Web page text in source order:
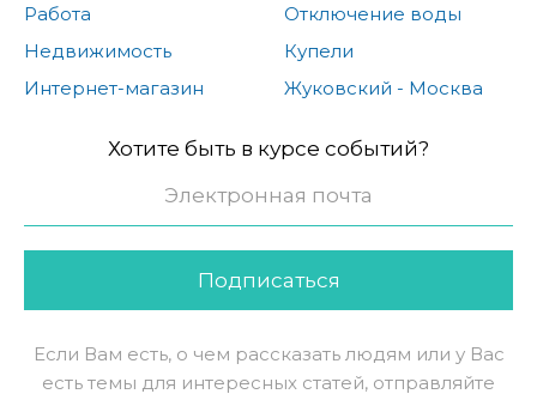
Работа
Недвижимость
Интернет-магазин
Отключение воды
Купели
Жуковский - Москва
Хотите быть в курсе событий?
Подписаться
Если Вам есть, о чем рассказать людям или у Вас
есть темы для интересных статей, отправляйте